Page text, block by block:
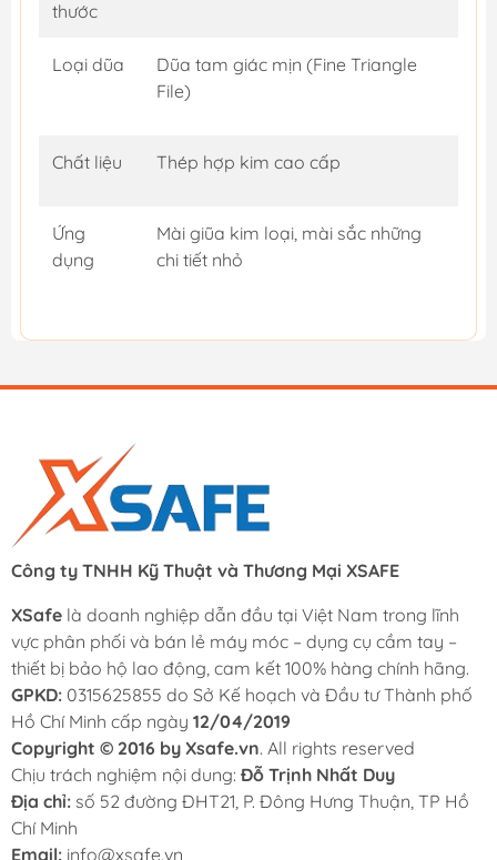
thước
Loại dũa
Dũa tam giác mịn (Fine Triangle
File)
Chất liệu Thép hợp kim cao cấp
Ứng
dụng
Mài giũa kim loại, mài sắc những
chi tiết nhỏ
Công ty TNHH Kỹ Thuật và Thương Mại XSAFE
XSafe là doanh nghiệp dẫn đầu tại Việt Nam trong lĩnh
vực phân phối và bán lẻ máy móc – dụng cụ cầm tay –
thiết bị bảo hộ lao động, cam kết 100% hàng chính hãng.
GPKD: 0315625855 do Sở Kế hoạch và Đầu tư Thành phố
Hồ Chí Minh cấp ngày 12/04/2019
Copyright © 2016 by Xsafe.vn. All rights reserved
Chịu trách nghiệm nội dung: Đỗ Trịnh Nhất Duy
Địa chỉ: số 52 đường ĐHT21, P. Đông Hưng Thuận, TP Hồ
Chí Minh
Email: info@xsafe.vn